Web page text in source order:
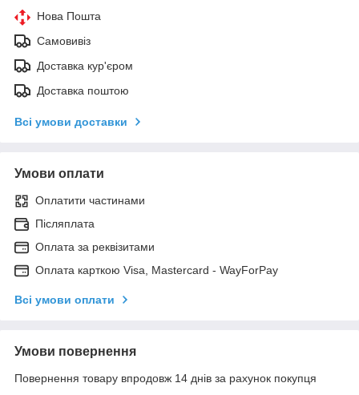
Нова Пошта
Самовивіз
Доставка кур'єром
Доставка поштою
Всі умови доставки
Умови оплати
Оплатити частинами
Післяплата
Оплата за реквізитами
Оплата карткою Visa, Mastercard - WayForPay
Всі умови оплати
Умови повернення
Повернення товару впродовж 14 днів за рахунок покупця